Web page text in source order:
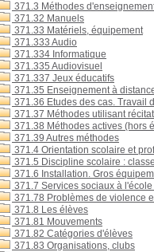
371.3 Méthodes
371.32 Manuels
371.33 Matériels, équipement
371.333 Audio
371.334 Informatique
371.335 Audiovisuel
371.337 Jeux éducatifs
371.35 Enseignement à
371.36 Etudes des cas. Travail
371.37 Méthodes utilisant
371.38 Méthodes actives (hors
371.39 Autres méthodes
371.4 Orientation scolaire et
371.5 Discipline scolaire :
371.6 Installation. Gros
371.7 Services sociaux à
371.78 Problèmes de violence
371.8 Les élèves
371.81 Mouvements
371.82 Catégories d'élèves
371.83 Organisations, clubs